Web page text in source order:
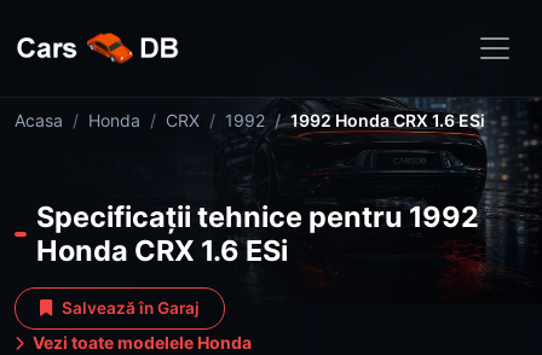
Acasa Honda CRX 1992 1992 Honda CRX 1.6 ESi
Specificații tehnice pentru 1992
Honda CRX 1.6 ESi
Salvează în Garaj
Vezi toate modelele Honda